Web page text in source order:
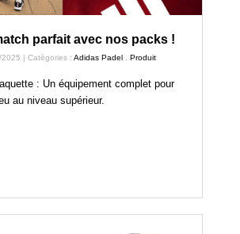
parfait avec nos packs !
2025 | Catégories :Adidas Padel ,Produit
: Un équipement complet pour
au niveau supérieur.